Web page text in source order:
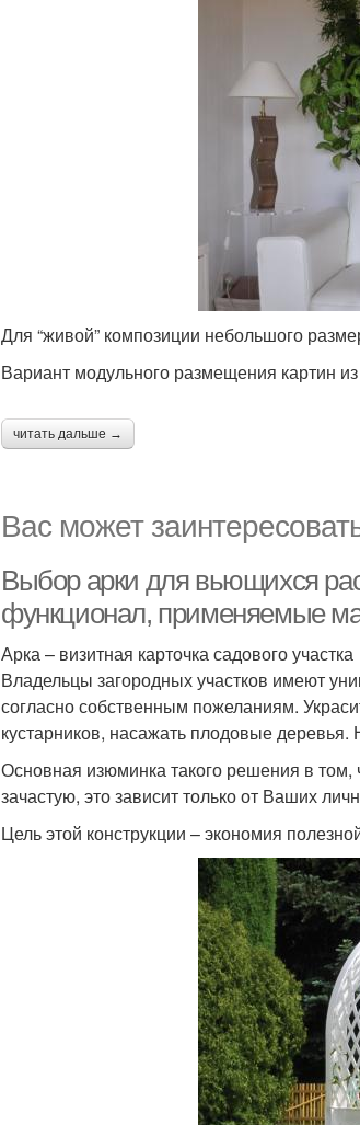
Для “живой” композиции небольшого
Вариант модульного размещения картин
читать дальше →
Вас может
Выбор арки для вьющихся
функционал, применяемые
Арка – визитная карточка садового участка
Владельцы загородных участков имеют
согласно собственным пожеланиям.
кустарников, насажать плодовые деревья.
Основная изюминка такого решения в том,
зачастую, это зависит только от Ваших
Цель этой конструкции – экономия